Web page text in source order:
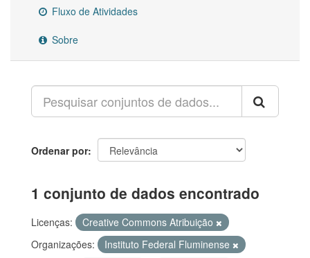
Fluxo de Atividades
Sobre
Ordenar por
1 conjunto de dados encontrado
Licenças:
Creative Commons Atribuição
Organizações:
Instituto Federal Fluminense